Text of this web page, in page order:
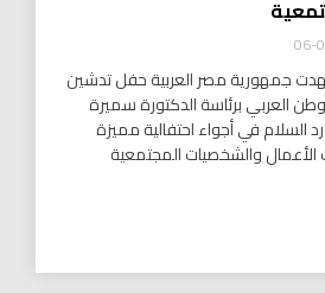
جمهورية مصر العربية حفل تدشين
العربي برئاسة الدكتورة سميرة
السلام في أجواء احتفالية مميزة
والشخصيات المجتمعية